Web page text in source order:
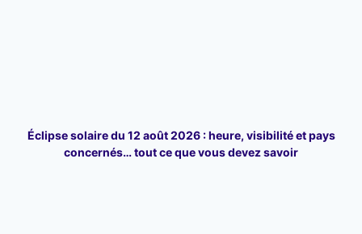
Éclipse solaire du 12 août 2026 : heure, visibilité et pays
concernés… tout ce que vous devez savoir